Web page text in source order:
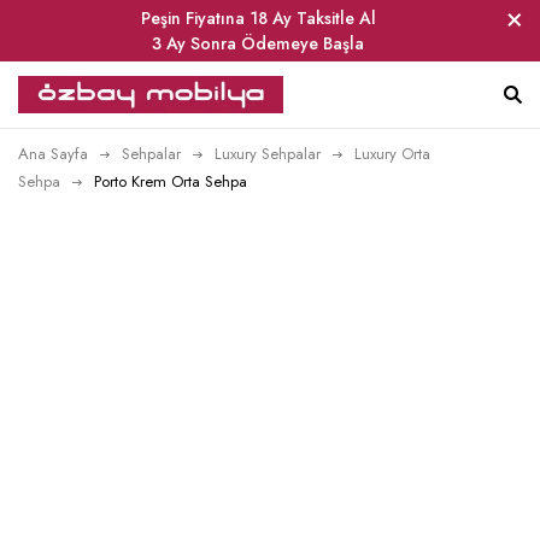
Peşin Fiyatına 18 Ay Taksitle Al
3 Ay Sonra Ödemeye Başla
Ana Sayfa Sehpalar Luxury Sehpalar
Luxury Orta
Sehpa
Porto Krem Orta Sehpa